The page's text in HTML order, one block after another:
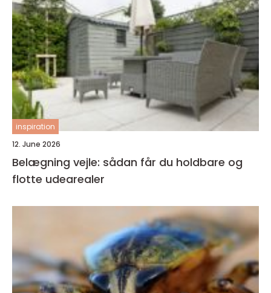
inspiration
12. June 2026
Belægning vejle: sådan får du holdbare og
flotte udearealer